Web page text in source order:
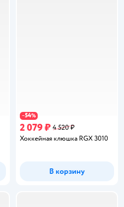
−54%
2 079 ₽ 4 520 ₽
Хоккейная клюшка RGX 3010
В корзину